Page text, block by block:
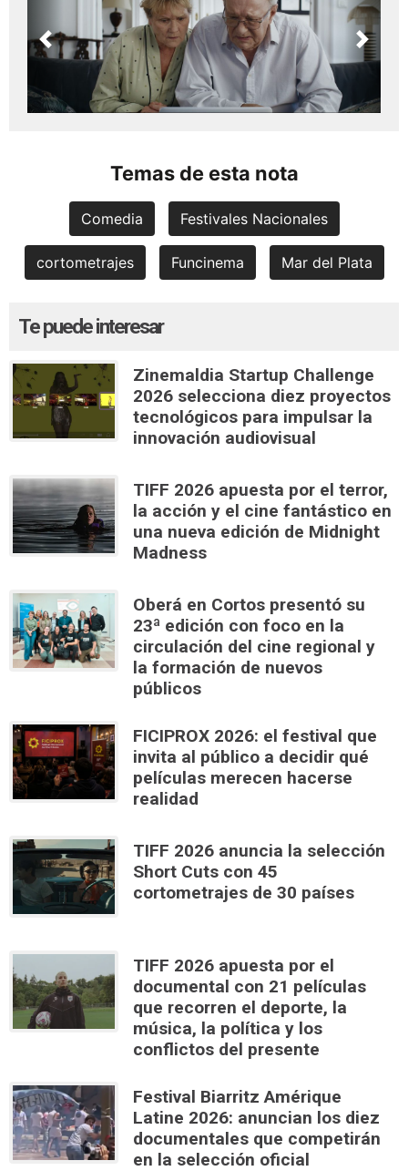
Previous Next
Temas de esta nota
Comedia Festivales Nacionales
cortometrajes Funcinema Mar del Plata
Te puede interesar
Zinemaldia Startup Challenge
2026 selecciona diez proyectos
tecnológicos para impulsar la
innovación audiovisual
TIFF 2026 apuesta por el terror,
la acción y el cine fantástico en
una nueva edición de Midnight
Madness
Oberá en Cortos presentó su
23ª edición con foco en la
circulación del cine regional y
la formación de nuevos
públicos
FICIPROX 2026: el festival que
invita al público a decidir qué
películas merecen hacerse
realidad
TIFF 2026 anuncia la selección
Short Cuts con 45
cortometrajes de 30 países
TIFF 2026 apuesta por el
documental con 21 películas
que recorren el deporte, la
música, la política y los
conflictos del presente
Festival Biarritz Amérique
Latine 2026: anuncian los diez
documentales que competirán
en la selección oficial